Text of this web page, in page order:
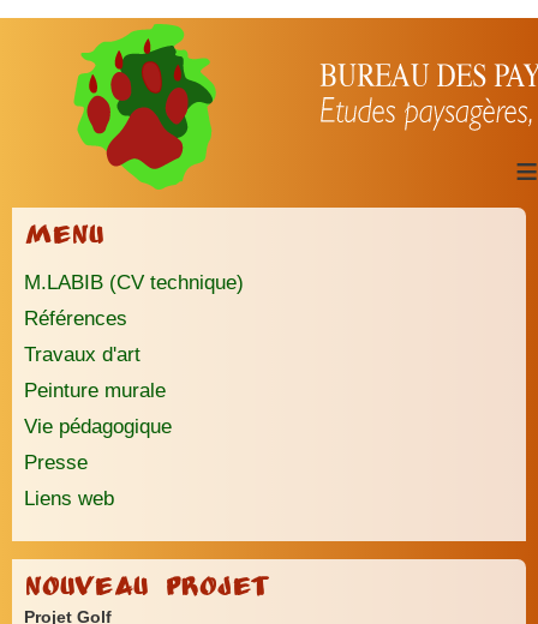
≡
Menu
M.LABIB (CV technique)
Références
Travaux d'art
Peinture murale
Vie pédagogique
Presse
Liens web
Nouveau Projet
Projet Golf